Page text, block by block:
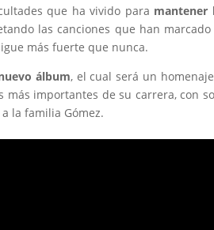
que ha vivido para mantener
las canciones que han
más fuerte que nunca.
álbum, el cual será un
importantes de su carrera, con
la familia Gómez.